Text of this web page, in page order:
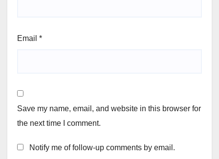
Email *
Save my name, email, and website in this browser for
the next time I comment.
Notify me of follow-up comments by email.